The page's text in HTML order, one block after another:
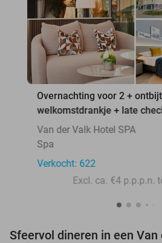
Overnachting voor 2 +
welkomstdrankje + late
Van der Valk Hotel SPA
Spa
Verkocht: 622
Excl. ca. €4 p.p.p.n.
Sfeervol dineren in een Van